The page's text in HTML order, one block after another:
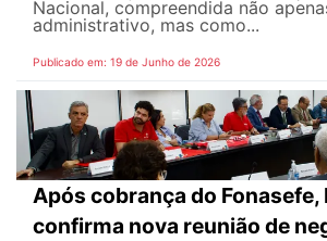
Nacional, compreendida não
administrativo, mas como...
Publicado em: 19 de Junho de 2026
Após cobrança do Fonasefe,
confirma nova reunião de